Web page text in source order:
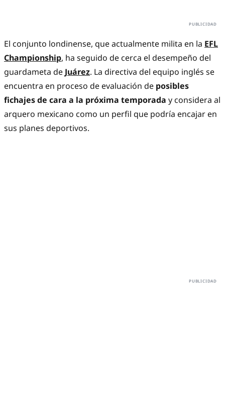
El conjunto londinense, que actualmente milita en la EFL
Championship, ha seguido de cerca el desempeño del
guardameta de Juárez. La directiva del equipo inglés se
encuentra en proceso de evaluación de posibles
fichajes de cara a la próxima temporada y considera al
arquero mexicano como un perfil que podría encajar en
sus planes deportivos.